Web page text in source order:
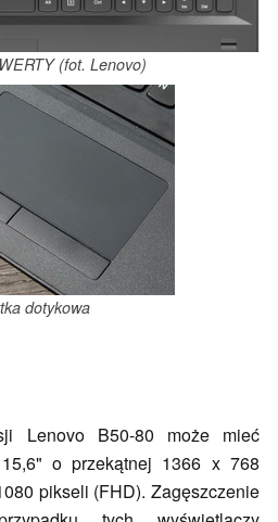
(fot. Lenovo)
dotykowa
Lenovo B50-80 może mieć
15,6" o przekątnej 1366 x 768
pikseli (FHD). Zagęszczenie